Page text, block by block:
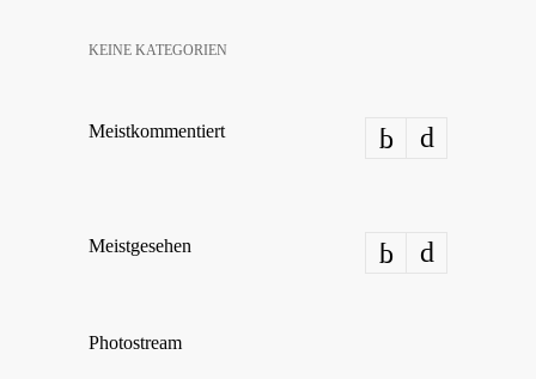
KEI­NE KATEGORIEN
Meist­kom­men­tiert
Meist­ge­se­hen
Pho­tostream